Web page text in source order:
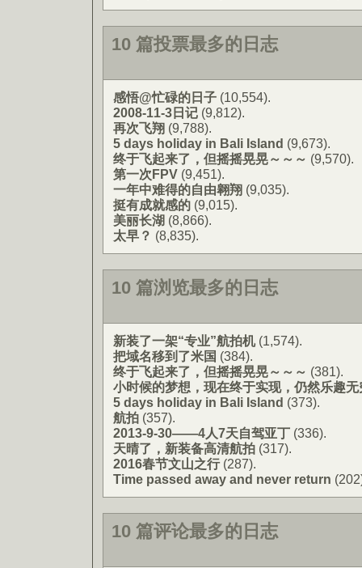
10 篇投票最多的日志
感悟@忙碌的日子 (10,554).
2008-11-3日记 (9,812).
再次飞翔 (9,788).
5 days holiday in Bali Island (9,673).
终于飞起来了，但摇摇晃晃～～～ (9,570).
第一次FPV (9,451).
一年中难得的自由翱翔 (9,035).
挺有成就感的 (9,015).
美丽长湖 (8,866).
太早？ (8,835).
10 篇浏览最多的日志
新装了一架“专业”航拍机(1,574).
把域名移到了米国 (384).
终于飞起来了，但摇摇晃晃～～～ (381).
小时候的梦想，现在终于实现，仍然乐趣无
5 days holiday in Bali Island (373).
航拍 (357).
2013-9-30——4人7天自驾亚丁 (336).
天晴了，新装备高清航拍 (317).
2016春节文山之行(287).
Time passed away and never return
10 篇评论最多的日志